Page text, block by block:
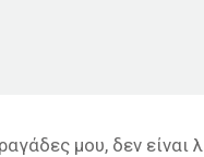
μου, δεν είναι